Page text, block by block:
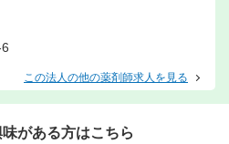
この法人の他の薬剤師求人を見る
がある方はこちら